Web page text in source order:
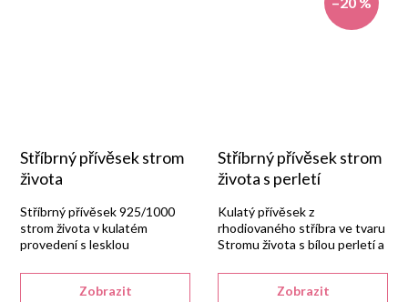
Stříbrný přívěsek strom
života
Zobrazit
Stříbrný přívěsek 925/1000
strom života v kulatém
provedení s lesklou
Stříbrný přívěsek strom
života s perletí
Zobrazit
Kulatý přívěsek z
rhodiovaného stříbra ve tvaru
Stromu života s bílou perletí a